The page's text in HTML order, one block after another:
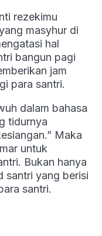
rezekimu
masyhur di
hal
bangun pagi
jam
para santri.
dalam bahasa
tidurnya
Maka
untuk
Bukan hanya
santri yang berisi
santri.